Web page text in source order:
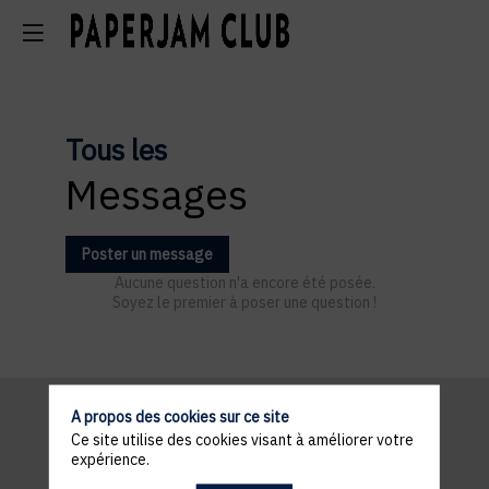
Tous les
Messages
Poster un message
Aucune question n'a encore été posée.
Soyez le premier à poser une question !
Pratical
A propos des cookies sur ce site
Ce site utilise des cookies visant à améliorer votre
expérience.